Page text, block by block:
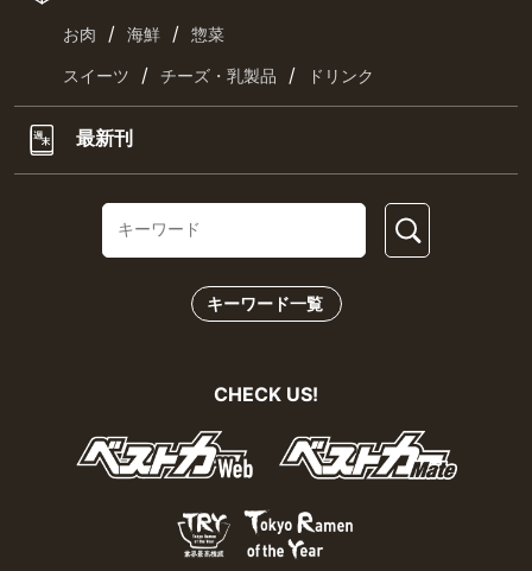
お肉 / 海鮮 / 惣菜
スイーツ / チーズ・乳製品 / ドリンク
最新刊
キーワード一覧
CHECK US!